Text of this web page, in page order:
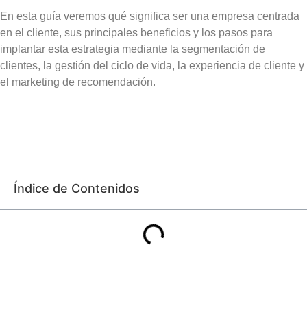
En esta guía veremos qué significa ser una empresa centrada
en el cliente, sus principales beneficios y los pasos para
implantar esta estrategia mediante la segmentación de
clientes, la gestión del ciclo de vida, la experiencia de cliente y
el marketing de recomendación.
Índice de Contenidos